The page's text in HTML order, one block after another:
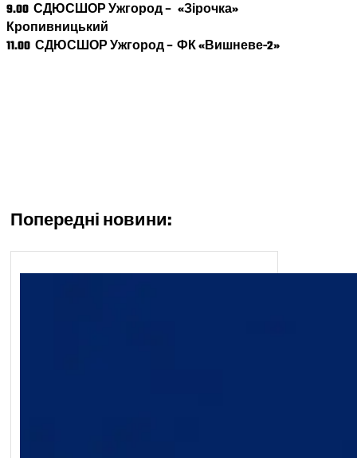
9.00 СДЮСШОР Ужгород– «Зірочка»
Кропивницький
11.00 СДЮСШОР Ужгород– ФК «Вишневе-2»
Попередні новини: